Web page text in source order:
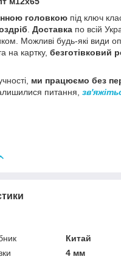
головкою під ключ
. Доставка по всій
Можливі будь-які види
на картку, безготівковий
ми працюємо без
питання,
Китай
4 мм